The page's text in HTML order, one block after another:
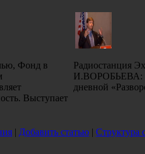
Фонд в
Выступает
Радиостанция
И.ВОРОБЬЕВА:
дневной
| Добавить статью | Структура